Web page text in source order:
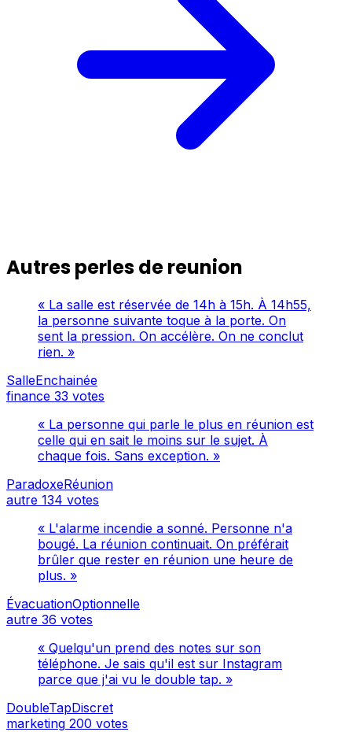
Autres perles de reunion
« La salle est réservée de 14h à 15h. À 14h55,
la personne suivante toque à la porte. On
sent la pression. On accélère. On ne conclut
rien. »
SalleEnchainée
finance 33 votes
« La personne qui parle le plus en réunion est
celle qui en sait le moins sur le sujet. À
chaque fois. Sans exception. »
ParadoxeRéunion
autre 134 votes
« L'alarme incendie a sonné. Personne n'a
bougé. La réunion continuait. On préférait
brûler que rester en réunion une heure de
plus. »
ÉvacuationOptionnelle
autre 36 votes
« Quelqu'un prend des notes sur son
téléphone. Je sais qu'il est sur Instagram
parce que j'ai vu le double tap. »
DoubleTapDiscret
marketing 200 votes